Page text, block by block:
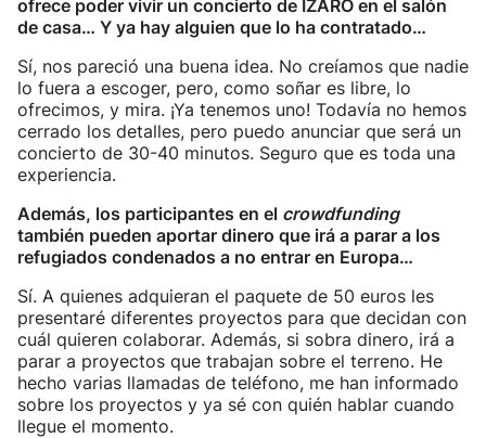
ofrece poder vivir un concierto de IZARO en el salón
de casa… Y ya hay alguien que lo ha contratado…
Sí, nos pareció una buena idea. No creíamos que nadie
lo fuera a escoger, pero, como soñar es libre, lo
ofrecimos, y mira. ¡Ya tenemos uno! Todavía no hemos
cerrado los detalles, pero puedo anunciar que será un
concierto de 30-40 minutos. Seguro que es toda una
experiencia.
Además, los participantes en el crowdfunding
también pueden aportar dinero que irá a parar a los
refugiados condenados a no entrar en Europa…
Sí. A quienes adquieran el paquete de 50 euros les
presentaré diferentes proyectos para que decidan con
cuál quieren colaborar. Además, si sobra dinero, irá a
parar a proyectos que trabajan sobre el terreno. He
hecho varias llamadas de teléfono, me han informado
sobre los proyectos y ya sé con quién hablar cuando
llegue el momento.